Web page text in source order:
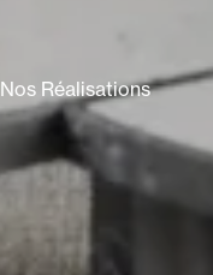
Nos Réalisations